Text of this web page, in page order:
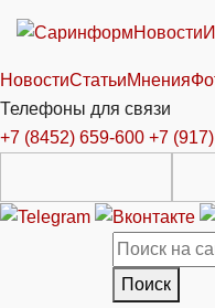
Новости
НовостиСтатьиМнения
Телефоны для связи
+7 (8452) 659-600 +7
Поиск